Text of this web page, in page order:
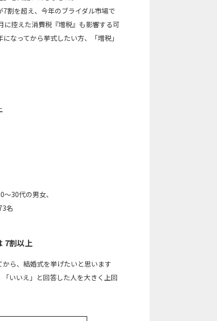
割を超え、今年のブライダル市場で
控えた消費税『増税』も影響する可
なってから挙式したい方、「増税」
30代の男女、
名
7割以上
ら、結婚式を挙げたいと思います
いいえ」と回答した人を大きく上回